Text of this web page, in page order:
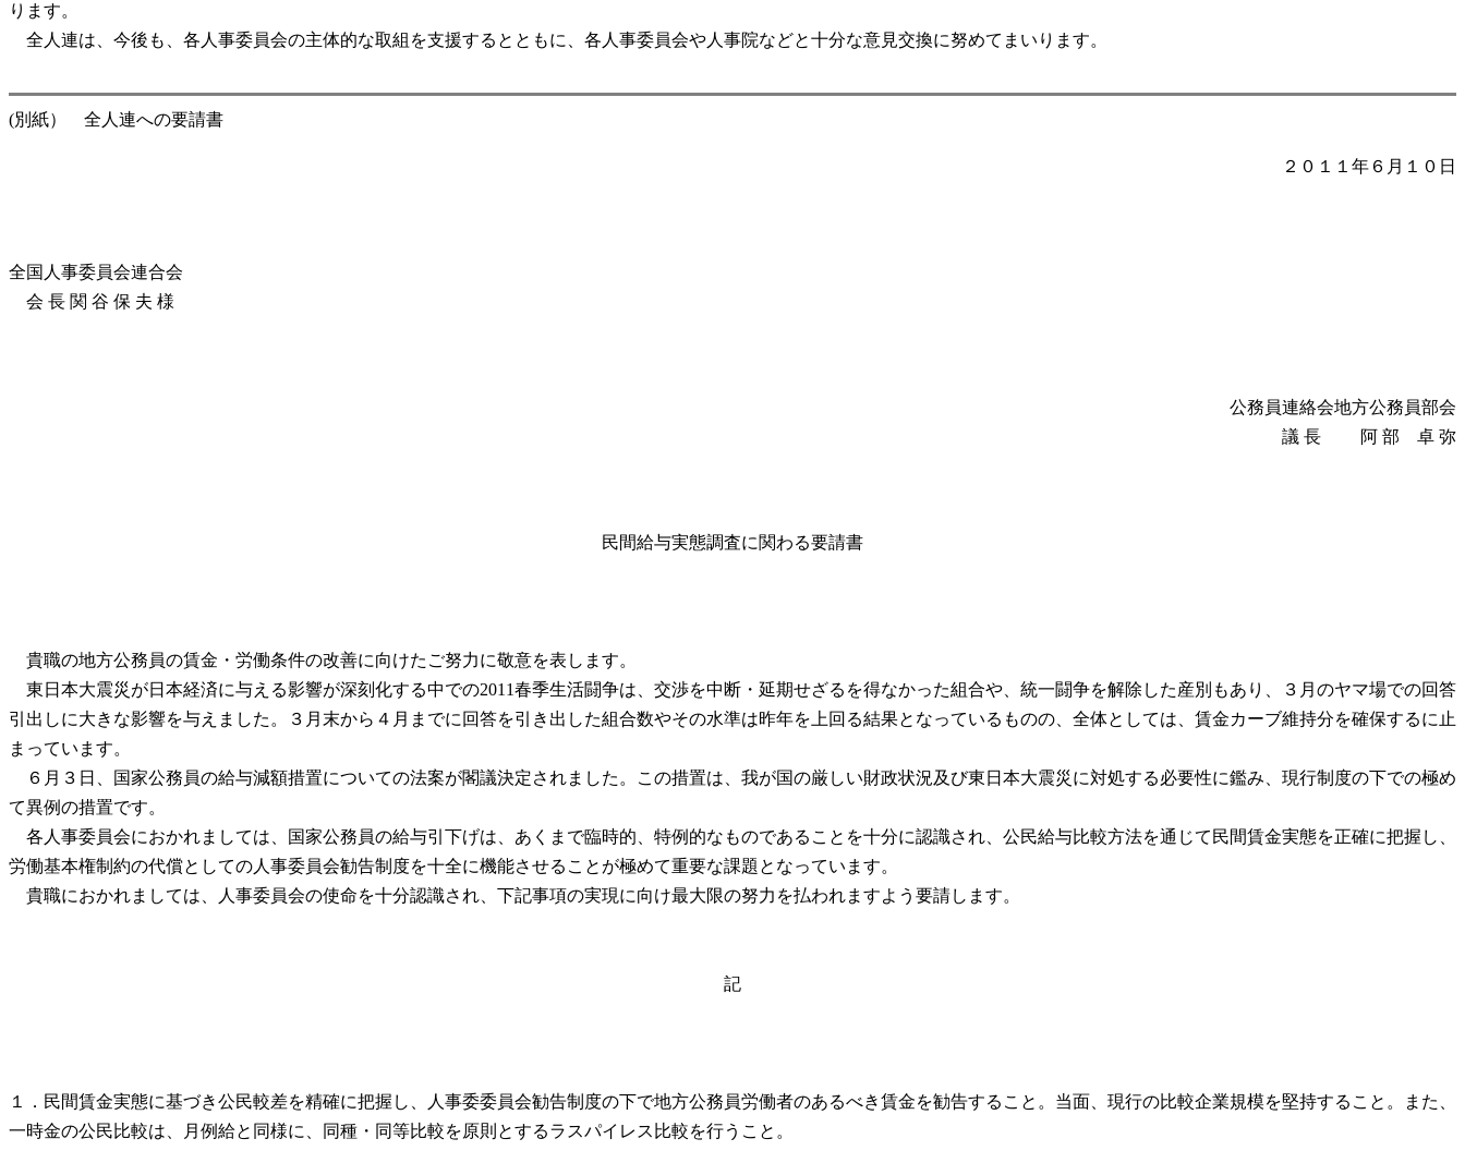
ります。
全人連は、今後も、各人事委員会の主体的な取組を支援するとともに、各人事委員会や人事院などと十分な意見交換に努めてまいります。
(別紙） 全人連への要請書
２０１１年６月１０日
全国人事委員会連合会
会 長 関 谷 保 夫 様
公務員連絡会地方公務員部会
議 長 阿 部 卓 弥
民間給与実態調査に関わる要請書
貴職の地方公務員の賃金・労働条件の改善に向けたご努力に敬意を表します。
東日本大震災が日本経済に与える影響が深刻化する中での2011春季生活闘争は、交渉を中断・延期せざるを得なかった組合や、統一闘争を解除した産別もあり、３月のヤマ場での回答
引出しに大きな影響を与えました。３月末から４月までに回答を引き出した組合数やその水準は昨年を上回る結果となっているものの、全体としては、賃金カーブ維持分を確保するに止
まっています。
６月３日、国家公務員の給与減額措置についての法案が閣議決定されました。この措置は、我が国の厳しい財政状況及び東日本大震災に対処する必要性に鑑み、現行制度の下での極め
て異例の措置です。
各人事委員会におかれましては、国家公務員の給与引下げは、あくまで臨時的、特例的なものであることを十分に認識され、公民給与比較方法を通じて民間賃金実態を正確に把握し、
労働基本権制約の代償としての人事委員会勧告制度を十全に機能させることが極めて重要な課題となっています。
貴職におかれましては、人事委員会の使命を十分認識され、下記事項の実現に向け最大限の努力を払われますよう要請します。
記
１．民間賃金実態に基づき公民較差を精確に把握し、人事委委員会勧告制度の下で地方公務員労働者のあるべき賃金を勧告すること。当面、現行の比較企業規模を堅持すること。また、
一時金の公民比較は、月例給と同様に、同種・同等比較を原則とするラスパイレス比較を行うこと。